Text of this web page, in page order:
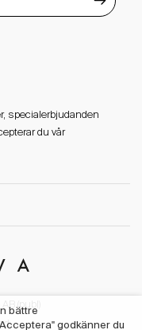
specialerbjudanden
du vår
(publ)
bättre
godkänner du